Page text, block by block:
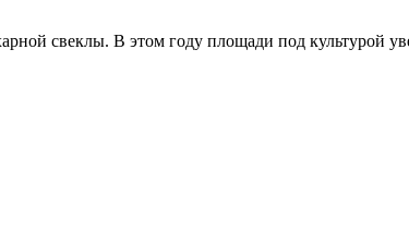
свеклы. В этом году площади под культурой